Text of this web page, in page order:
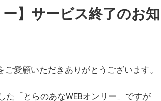
ー】サービス終了のお
愛顧いただきありがとうございます。
た「とらのあなWEBオンリー」ですが